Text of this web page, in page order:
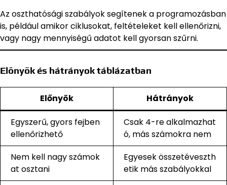
Az oszthatósági szabályok segítenek a programozásban
is, például amikor ciklusokat, feltételeket kell ellenőrizni,
vagy nagy mennyiségű adatot kell gyorsan szűrni.
Előnyök és hátrányok táblázatban
Előnyök Hátrányok
Egyszerű, gyors fejben
ellenőrizhető
Csak 4-re alkalmazhat
ó, más számokra nem
Nem kell nagy számok
at osztani
Egyesek összetéveszth
etik más szabályokkal